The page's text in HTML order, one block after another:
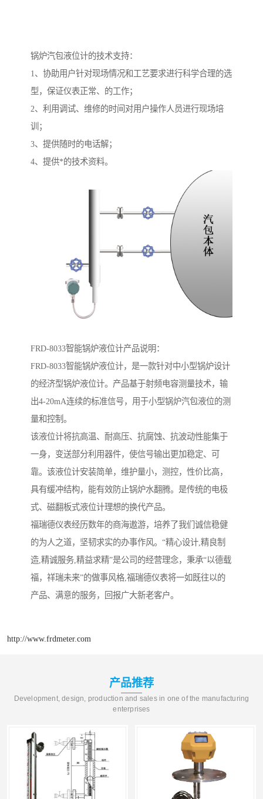
锅炉汽包液位计的技术支持：
1、协助用户针对现场情况和工艺要求进行科学合理的选
型，保证仪表正常、的工作；
2、利用调试、维修的时间对用户操作人员进行现场培
训；
3、提供随时的电话解；
4、提供*的技术资料。
FRD-8033智能锅炉液位计产品说明：
FRD-8033智能锅炉液位计，是一款针对中小型锅炉设计
的经济型锅炉液位计。产品基于射频电容测量技术，输
出4-20mA连续的标准信号，用于小型锅炉汽包液位的测
量和控制。
该液位计将抗高温、耐高压、抗腐蚀、抗波动性能集于
一身，变送部分利用器件，使信号输出更加稳定、可
靠。该液位计安装简单，维护量小，测控，性价比高，
具有缓冲结构，能有效防止锅炉水翻腾。是传统的电极
式、磁翻板式液位计理想的换代产品。
福瑞德仪表经历数年的商海遨游，培养了我们诚信稳健
的为人之道，坚韧求实的办事作风。“精心设计,精良制
造,精诚服务,精益求精”是公司的经营理念，秉承“以德载
福，祥瑞未来”的做事风格,福瑞德仪表将一如既往以的
产品、满意的服务，回报广大新老客户。
http://www.frdmeter.com
产品推荐
Development, design, production and sales in one of the manufacturing
enterprises